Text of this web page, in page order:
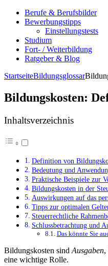
Berufe & Berufsbilder
Bewerbungstipps
Einstellungstests
Studium
Fort- / Weiterbildung
Ratgeber & Blog
StartseiteBildungsglossar
Bildungskosten:
Inhaltsverzeichnis
Definition von
Bedeutung und
Praktische Beispiele zur
Bildungskosten in der
Auswirkungen auf das
Tipps zur optimalen
Steuerrechtliche
Schlussbetrachtung und
Das könnte Sie
Bildungskosten sind Ausgaben,
eine wichtige Rolle.